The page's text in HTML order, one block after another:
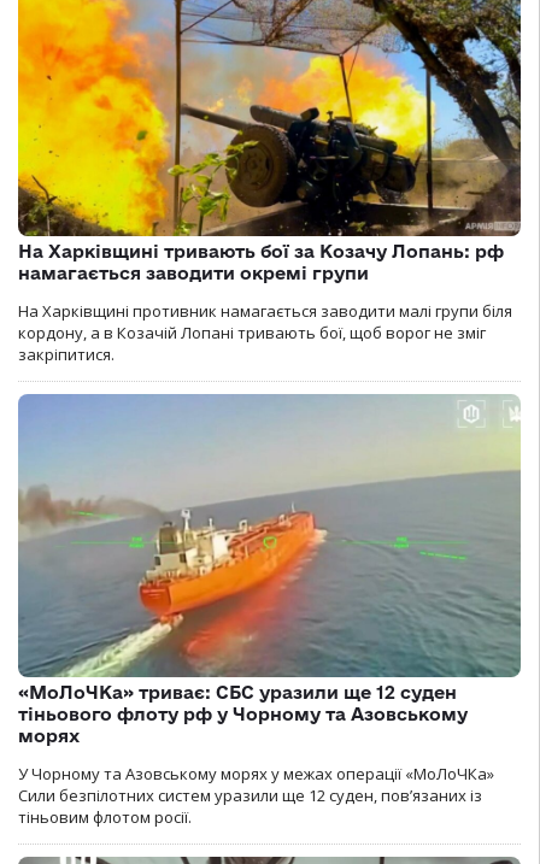
На Харківщині тривають бої за Козачу Лопань: рф
намагається заводити окремі групи
На Харківщині противник намагається заводити малі групи біля
кордону, а в Козачій Лопані тривають бої, щоб ворог не зміг
закріпитися.
«МоЛоЧКа» триває: СБС уразили ще 12 суден
тіньового флоту рф у Чорному та Азовському
морях
У Чорному та Азовському морях у межах операції «МоЛоЧКа»
Сили безпілотних систем уразили ще 12 суден, пов’язаних із
тіньовим флотом росії.